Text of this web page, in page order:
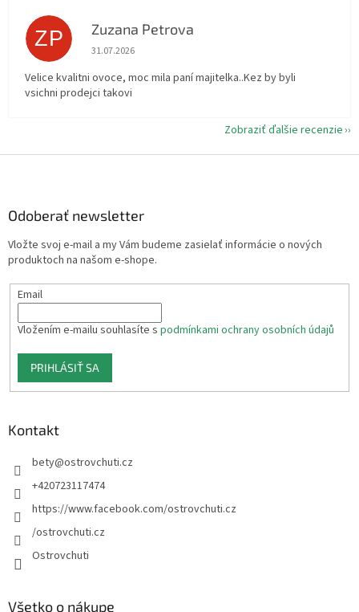
ZP Zuzana Petrova
Hodnotenie obchodu je 5 z 5 hviezdičiek.
31.07.2026
Velice kvalitni ovoce, moc mila paní majitelka..Kez by byli
vsichni prodejci takovi
Zobraziť ďalšie recenzie
Odoberať newsletter
Vložte svoj e-mail a my Vám budeme zasielať informácie o nových
produktoch na našom e-shope.
Email
Vložením e-mailu souhlasíte s podmínkami ochrany osobních údajů
PRIHLÁSIŤ SA
Kontakt
bety@ostrovchuti.cz
+420723117474
https://www.facebook.com/ostrovchuti.cz
/ostrovchuti.cz
Ostrovchuti
Všetko o nákupe